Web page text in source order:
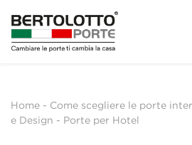
Home - Come scegliere le porte
e Design - Porte per Hotel